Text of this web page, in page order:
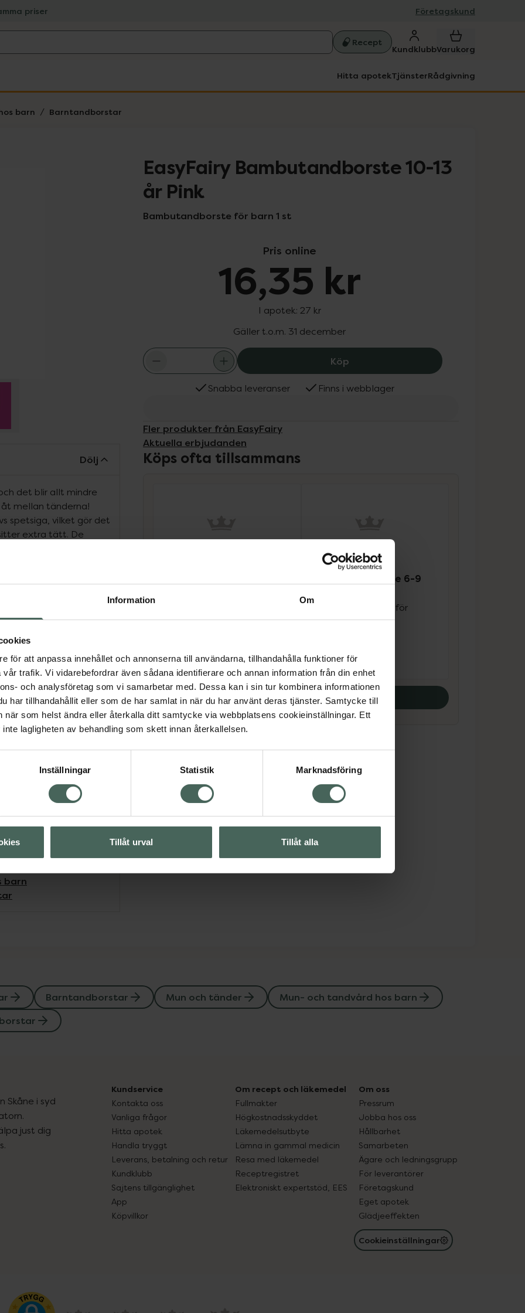
Information Om
för att anpassa innehållet och annonserna till användarna, tillhandahålla funktioner för
trafik. Vi vidarebefordrar även sådana identifierare och annan information från din enhet
och analysföretag som vi samarbetar med. Dessa kan i sin tur kombinera informationen
har tillhandahållit eller som de har samlat in när du har använt deras tjänster. Samtycke till
när som helst ändra eller återkalla ditt samtycke via webbplatsens cookieinställningar. Ett
lagligheten av behandling som skett innan återkallelsen.
Inställningar Statistik Marknadsföring
Tillåt urval Tillåt alla
priser Företagskund
Recept
KundklubbVarukorg
Hitta apotekTjänsterRådgivning
barn Barntandborstar
EasyFairy Bambutandborste 10-13
år Pink
Bambutandborste för barn 1 st
Pris online
16,35 kr
I apotek: 27 kr
Gäller t.o.m. 31 december
Köp EasyFairy Bambutandborste 10-13
Snabba leveranser Finns i webblager
Fler produkter från EasyFairy
Aktuella erbjudanden
Köps ofta tillsammans
barn 1 st
16,35 kr
EasyFairy
Bambutandborste 6-9
Bambutandborste för
barn 1 st
16,35 kr
Köp båda för:
32,70 kr Köp båda
Dölj
det blir allt mindre
mellan tänderna!
spetsiga, vilket gör det
extra tätt. De
mot tandköttet. Det
för barn i åldern
något kortare än
med
är prydda med ett
Tandborstarna
Välj EasyFairy
av
resurs-Bambu
är 100%
på handtagen-
som plast vid
certifierat papper
design för barn-
tänder och mun-
3-5 år (den rosa
och 10-13 år (den
barn
Barntandborstar Mun och tänder
Mun- och tandvård hos barn
Skåne i syd
just dig
Kundservice
Kontakta oss
Vanliga frågor
Hitta apotek
Handla tryggt
Leverans, betalning och retur
Kundklubb
Sajtens tillgänglighet
App
Köpvillkor
Om recept och läkemedel
Fullmakter
Högkostnadsskyddet
Läkemedelsutbyte
Lämna in gammal medicin
Resa med läkemedel
Receptregistret
Elektroniskt expertstöd, EES
Om oss
Pressrum
Jobba hos oss
Hållbarhet
Samarbeten
Ägare och ledningsgrupp
För leverantörer
Företagskund
Eget apotek
Glädjeeffekten
Cookieinställningar